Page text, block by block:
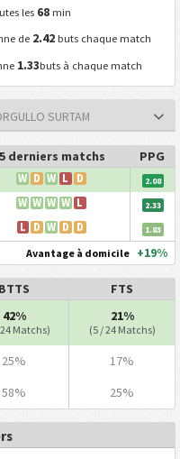
les 68 min
de 2.42 buts chaque match
1.33buts à chaque match
SURTAM
5 derniers matchs PPG
W D W L D 2.08
W W W W L 2.33
L D W D D 1.83
Avantage à domicile +19%
BTTS FTS
42%
Matchs)
21%
(5 / 24 Matchs)
25% 17%
58% 25%